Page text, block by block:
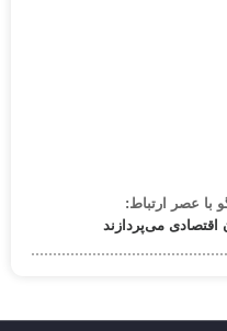
با عصر ارتباط:
اقتصادی می‌پردازند